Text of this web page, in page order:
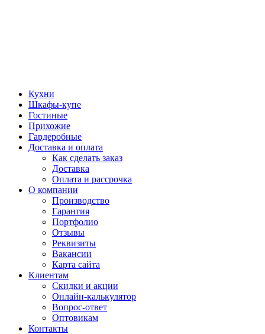
Кухни
Шкафы-купе
Гостиные
Прихожие
Гардеробные
Доставка и оплата
Как сделать заказ
Доставка
Оплата и рассрочка
О компании
Производство
Гарантия
Портфолио
Отзывы
Реквизиты
Вакансии
Карта сайта
Клиентам
Скидки и акции
Онлайн-калькулятор
Вопрос-ответ
Оптовикам
Контакты